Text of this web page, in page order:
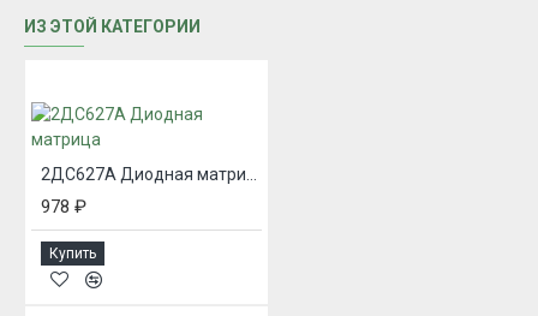
ИЗ ЭТОЙ КАТЕГОРИИ
2ДС627А Диодная матрица
978 ₽
Купить